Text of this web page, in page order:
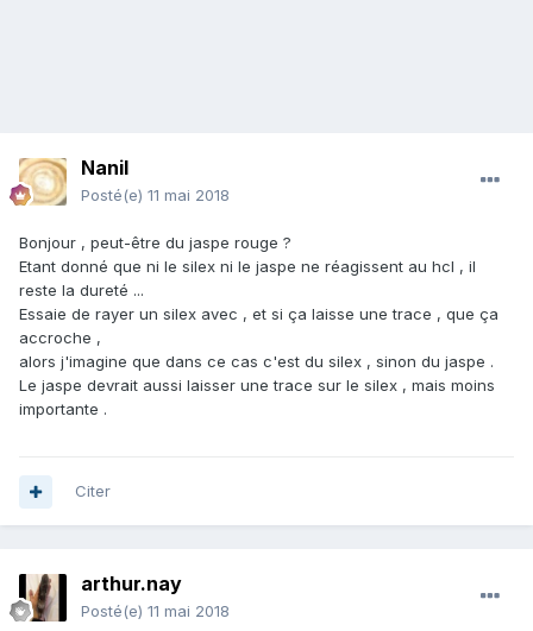
Nanil
Posté(e) 11 mai 2018
Bonjour , peut-être du jaspe rouge ?
Etant donné que ni le silex ni le jaspe ne réagissent au hcl , il
reste la dureté ...
Essaie de rayer un silex avec , et si ça laisse une trace , que ça
accroche ,
alors j'imagine que dans ce cas c'est du silex , sinon du jaspe .
Le jaspe devrait aussi laisser une trace sur le silex , mais moins
importante .
Citer
arthur.nay
Posté(e) 11 mai 2018